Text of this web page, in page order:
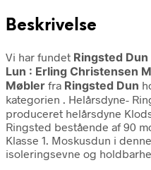
Beskrivelse
Vi har fundet Ringsted
Lun : Erling Christensen
Møbler fra Ringsted Dun
kategorien . Helårsdyne-
produceret helårsdyne
Ringsted bestående af 90
Klasse 1. Moskusdun i
isoleringsevne og